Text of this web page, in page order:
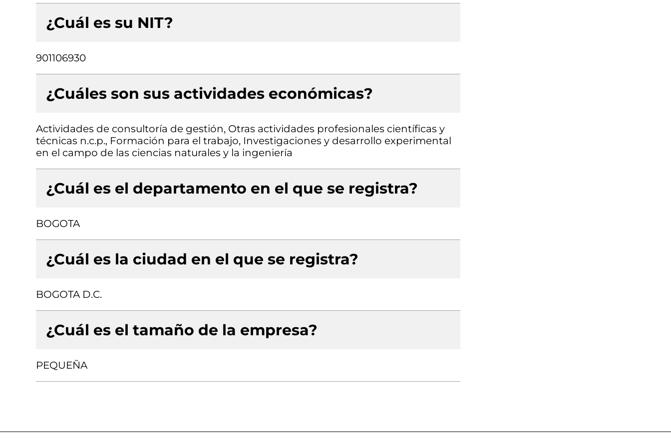
¿Cuál es su NIT?
901106930
¿Cuáles son sus actividades económicas?
Actividades de consultoría de gestión, Otras actividades profesionales científicas y
técnicas n.c.p., Formación para el trabajo, Investigaciones y desarrollo experimental
en el campo de las ciencias naturales y la ingeniería
¿Cuál es el departamento en el que se registra?
BOGOTA
¿Cuál es la ciudad en el que se registra?
BOGOTA D.C.
¿Cuál es el tamaño de la empresa?
PEQUEÑA